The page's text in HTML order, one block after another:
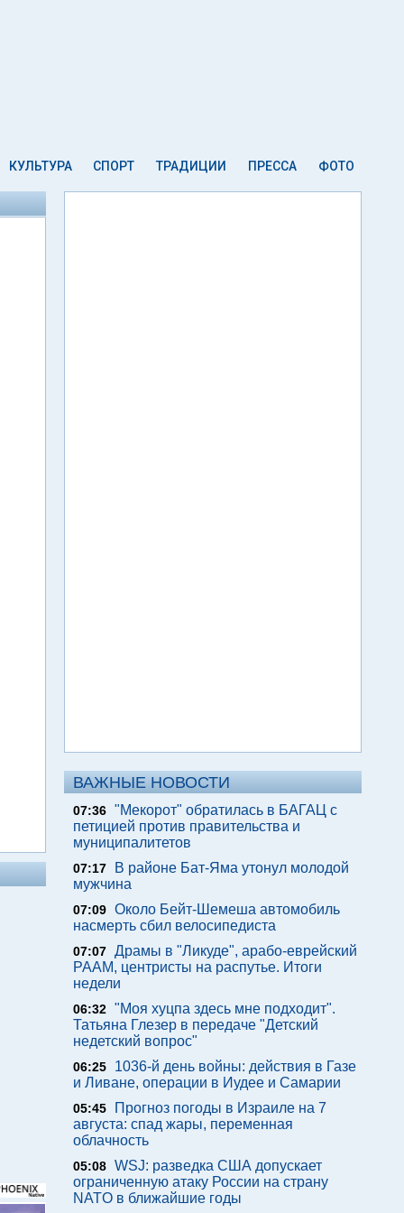
КУЛЬТУРА СПОРТ ТРАДИЦИИ ПРЕССА ФОТО
ВАЖНЫЕ НОВОСТИ
07:36 "Мекорот" обратилась в БАГАЦ с
петицией против правительства и
муниципалитетов
07:17
В районе Бат-Яма утонул молодой
мужчина
07:09 Около Бейт-Шемеша автомобиль
насмерть сбил велосипедиста
07:07 Драмы в "Ликуде", арабо-еврейский
РААМ, центристы на распутье. Итоги
недели
06:32 "Моя хуцпа здесь мне подходит".
Татьяна Глезер в передаче "Детский
недетский вопрос"
06:25
1036-й день войны: действия в Газе
и Ливане, операции в Иудее и Самарии
05:45
Прогноз погоды в Израиле на 7
августа: спад жары, переменная
облачность
05:08 WSJ: разведка США допускает
ограниченную атаку России на страну
NATO в ближайшие годы